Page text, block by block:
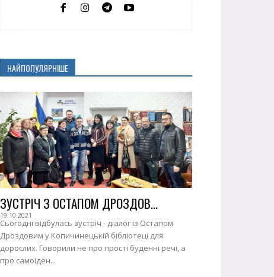
НАЙПОПУЛЯРНІШЕ
ЗУСТРІЧ З ОСТАПОМ ДРОЗДОВ...
19.10.2021
Сьогодні відбулась зустріч - діалог із Остапом
Дроздовим у Копичинецькій бібліотеці для
дорослих. Говорили не про прості буденні речі, а
про самоіден...